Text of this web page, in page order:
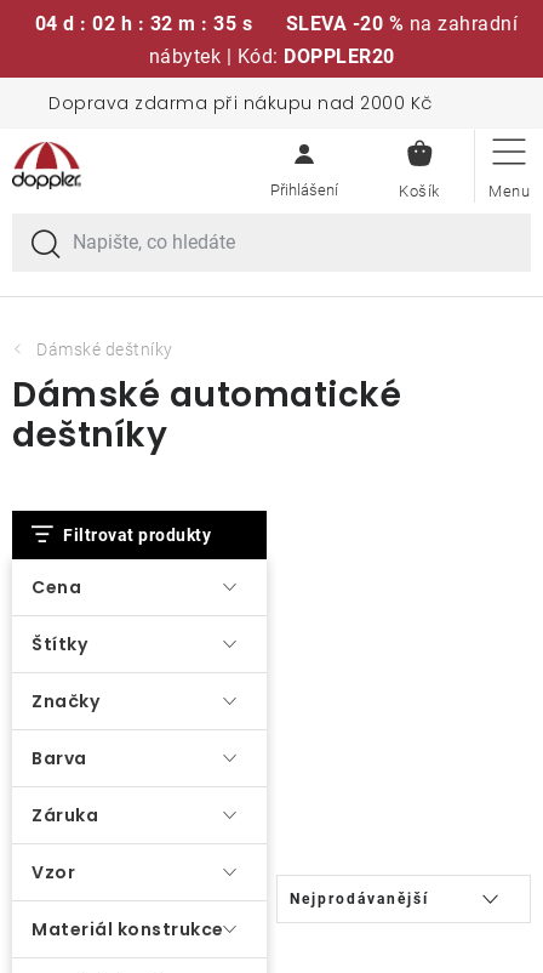
04 d : 02 h : 32 m : 35 s SLEVA -20 % na zahradní
nábytek | Kód: DOPPLER20
obsah
Doprava zdarma při nákupu nad 2000 Kč
KOŠÍK
Sedací soupravy
Slunečníky
Křesla a židle
Stoly
Deštníky
Kolekce
Prodávané značky
Dámské deštníky
Dámské automatické
deštníky
Filtrovat produkty
Cena
Štítky
Značky
Barva
Záruka
Vzor
Materiál konstrukce
V
ý
i
s
r
d
t
Ř
a
Nejprodávanější